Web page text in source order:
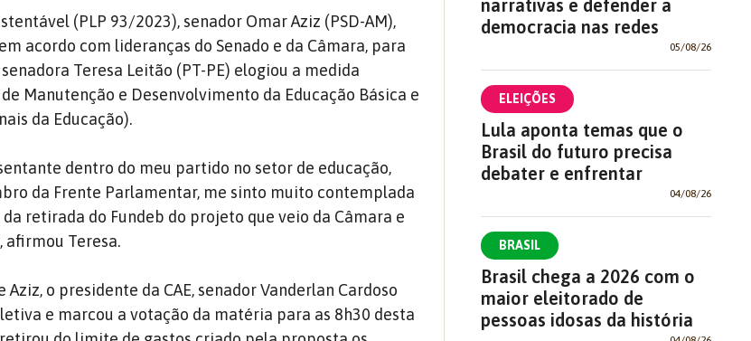
(PLP 93/2023), senador Omar Aziz (PSD-AM),
acordo com lideranças do Senado e da Câmara, para
Teresa Leitão (PT-PE) elogiou a medida
Manutenção e Desenvolvimento da Educação Básica e
da Educação).
dentro do meu partido no setor de educação,
da Frente Parlamentar, me sinto muito contemplada
retirada do Fundeb do projeto que veio da Câmara e
Teresa.
o presidente da CAE, senador Vanderlan Cardoso
e marcou a votação da matéria para as 8h30 desta
narrativas e defender a
democracia nas redes
05/08/26
ELEIÇÕES
Lula aponta temas que o
Brasil do futuro precisa
debater e enfrentar
04/08/26
BRASIL
Brasil chega a 2026 com o
maior eleitorado de
pessoas idosas da história